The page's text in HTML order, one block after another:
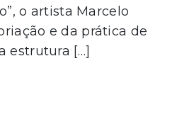
o artista Marcelo
e da prática de
estrutura […]